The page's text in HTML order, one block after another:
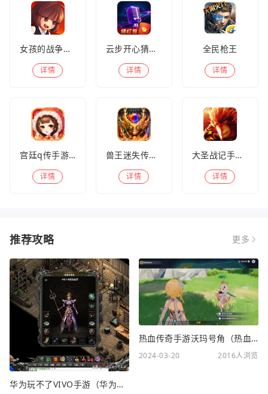
女孩的战争手机版(暂未上线)
详情
云步开心猜歌名
详情
全民枪王
详情
宫廷q传手游百度版
详情
兽王迷失传奇高爆版
详情
大圣战记手游官方版
详情
推荐攻略 更多
华为玩不了VIVO手游（华为玩不了VIVO手游怎么办）
热血传奇手游沃玛号角（热血传奇沃玛装备隐藏属性）
2024-03-20 2016人浏览